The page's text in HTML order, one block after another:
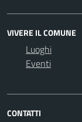
VIVERE IL COMUNE
Luoghi
Eventi
CONTATTI